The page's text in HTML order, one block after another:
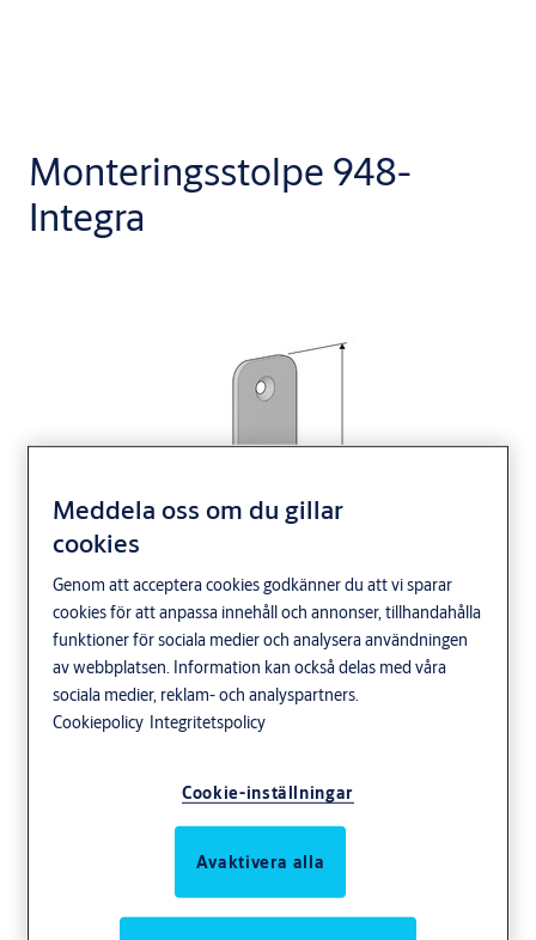
Monteringsstolpe 948-
Integra
Meddela oss om du gillar
cookies
Genom att acceptera cookies godkänner du att vi sparar
cookies för att anpassa innehåll och annonser, tillhandahålla
funktioner för sociala medier och analysera användningen
av webbplatsen. Information kan också delas med våra
sociala medier, reklam- och analyspartners.
Cookiepolicy Integritetspolicy
Cookie-inställningar
Avaktivera alla